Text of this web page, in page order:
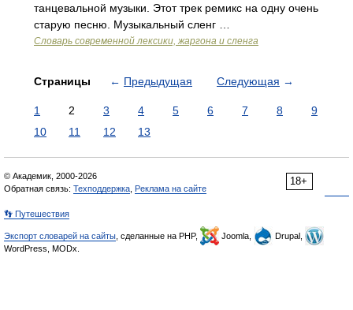
танцевальной музыки. Этот трек ремикс на одну очень
старую песню. Музыкальный сленг …
Cловарь современной лексики, жаргона и сленга
Страницы ← Предыдущая Следующая →
1 2 3 4 5 6 7 8
9
10
11 12 13
18+
© Академик, 2000-2026
Обратная связь: Техподдержка Реклама на сайте
👣 Путешествия
Экспорт словарей на сайты , сделанные на PHP, Joomla,
Drupal,
WordPress, MODx.